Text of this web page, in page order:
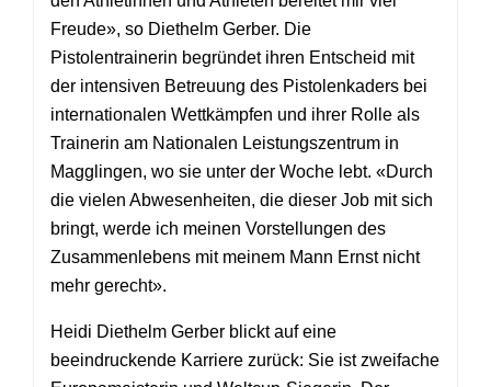
Freude», so Diethelm Gerber. Die
Pistolentrainerin begründet ihren Entscheid mit
der intensiven Betreuung des Pistolenkaders bei
internationalen Wettkämpfen und ihrer Rolle als
Trainerin am Nationalen Leistungszentrum in
Magglingen, wo sie unter der Woche lebt. «Durch
die vielen Abwesenheiten, die dieser Job mit sich
bringt, werde ich meinen Vorstellungen des
Zusammenlebens mit meinem Mann Ernst nicht
mehr gerecht».
Heidi Diethelm Gerber blickt auf eine
beeindruckende Karriere zurück: Sie ist zweifache